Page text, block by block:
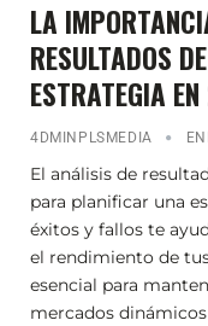
LA
RESULTADOS
ESTRATEGIA
4DMINPLSMEDIA
El análisis de
para planificar una
éxitos y fallos te
el rendimiento de
esencial para
mercados